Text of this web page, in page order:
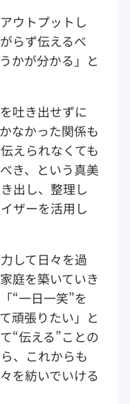
ウトプットし
らず伝えるべ
かが分かる」と
吐き出せずに
なかった関係も
えられなくても
き、という真美
出し、整理し
ザーを活用し
して日々を過
庭を築いていき
“一日一笑”を
頑張りたい」と
“伝える”ことの
、これからも
を紡いでいける